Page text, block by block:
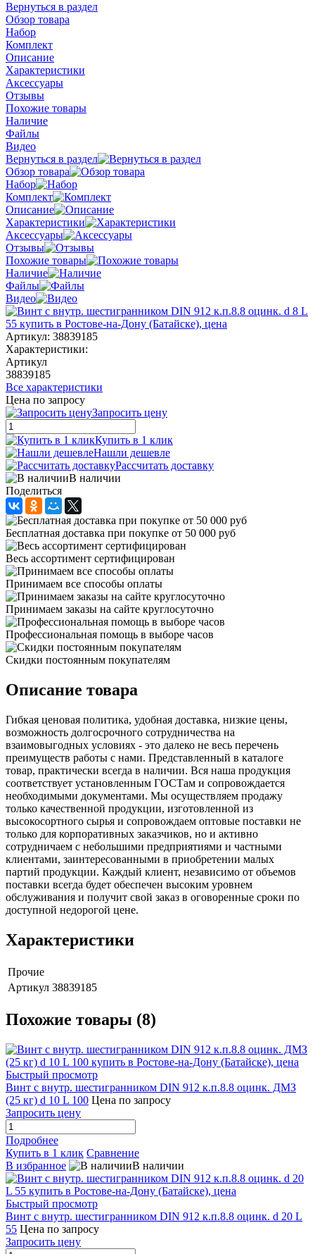
Вернуться в раздел
Обзор товара
Набор
Комплект
Описание
Характеристики
Аксессуары
Отзывы
Похожие товары
Наличие
Файлы
Видео
Вернуться в раздел
Обзор товара
Набор
Комплект
Описание
Характеристики
Аксессуары
Отзывы
Похожие товары
Наличие
Файлы
Видео
Артикул: 38839185
Характеристики:
Артикул
38839185
Все характеристики
Цена по запросу
Запросить цену
Купить в 1 клик
Нашли дешевле
Рассчитать доставку
В наличии
Поделиться
Бесплатная доставка при покупке от 50 000 руб
Весь ассортимент сертифицирован
Принимаем все способы оплаты
Принимаем заказы на сайте круглосуточно
Профессиональная помощь в выборе часов
Скидки постоянным покупателям
Описание товара
Гибкая ценовая политика, удобная доставка, низкие цены,
возможность долгосрочного сотрудничества на
взаимовыгодных условиях - это далеко не весь перечень
преимуществ работы с нами. Представленный в каталоге
товар, практически всегда в наличии. Вся наша продукция
соответствует установленным ГОСТам и сопровождается
необходимыми документами. Мы осуществляем продажу
только качественной продукции, изготовленной из
высокосортного сырья и сопровождаем оптовые поставки не
только для корпоративных заказчиков, но и активно
сотрудничаем с небольшими предприятиями и частными
клиентами, заинтересованными в приобретении малых
партий продукции. Каждый клиент, независимо от объемов
поставки всегда будет обеспечен высоким уровнем
обслуживания и получит свой заказ в оговоренные сроки по
доступной недорогой цене.
Характеристики
Прочие
Артикул 38839185
Похожие товары (8)
Быстрый просмотр
Винт с внутр. шестигранником DIN 912 к.п.8.8 оцинк. ДМЗ
(25 кг) d 10 L 100 Цена по запросу
Запросить цену
Подробнее
Купить в 1 клик Сравнение
В избранное
В наличии
Быстрый просмотр
Винт с внутр. шестигранником DIN 912 к.п.8.8 оцинк. d 20 L
55 Цена по запросу
Запросить цену